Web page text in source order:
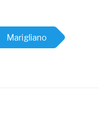
Marigliano